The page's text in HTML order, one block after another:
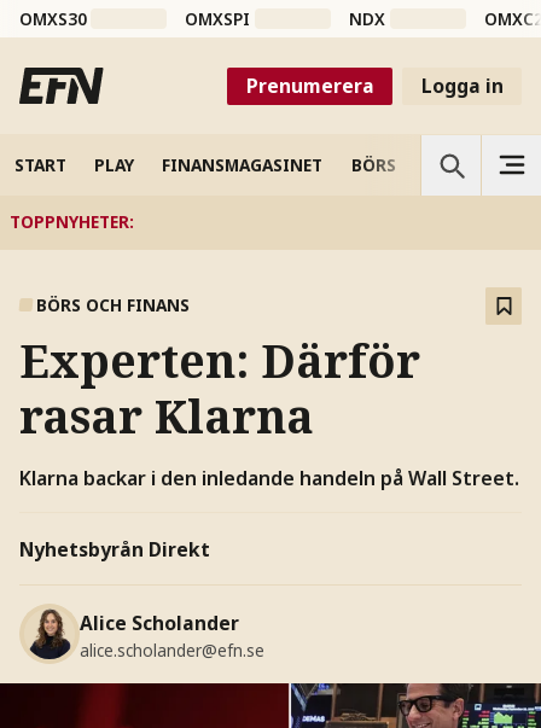
OMXS30 OMXSPI NDX
Prenumerera Logga in
START PLAY FINANSMAGASINET BÖRS VETENSKAP
TOPPNYHETER:
BÖRS OCH FINANS
Experten: Därför
rasar Klarna
Klarna backar i den inledande handeln på Wall Street.
Nyhetsbyrån Direkt
Alice Scholander
alice.scholander@efn.se